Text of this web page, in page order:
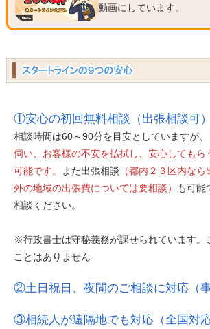
動画にしています。
①安心の初回無料相談（出張相談可）
相談時間は60～90分を目安としていますが、
伺い、お客様の不安を払拭し、安心してもら
可能です。
また出張相談 （都内２３区内な
外の地域の出張費については要相談）
も可能
相談ください。
※行政書士は守秘義務が課せられています。
ことはありません
②土日祝日、夜間のご相談に対応（事
③相続人が遠隔地でも対応（全国対応